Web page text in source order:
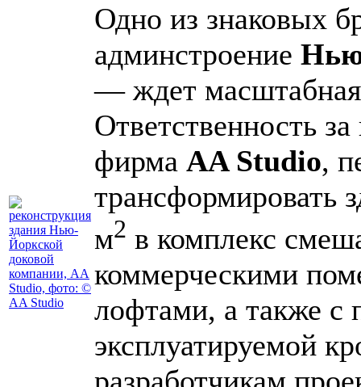
Одно из знаковых
админстроение
— ждет масштабная
Ответственность
фирма AA Studio,
трансформировать
м2 в комплекс
коммерческими
лофтами, а также с
эксплуатируемой